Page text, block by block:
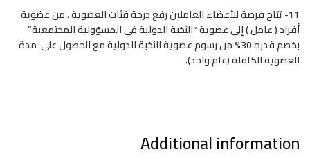
11- تتاح فرصة للأعضاء العاملين رفع درجة فئات العضوية ، من عضوية
أفراد ( عامل ) إلى عضوية “النخبة الدولية في المسؤولية المجتمعية”
بخصم قدره 30% من رسوم عضوية النخبة الدولية مع الحصول على مدة
العضوية الكاملة (عام واحد).
Additional information